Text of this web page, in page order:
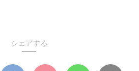
シェアする